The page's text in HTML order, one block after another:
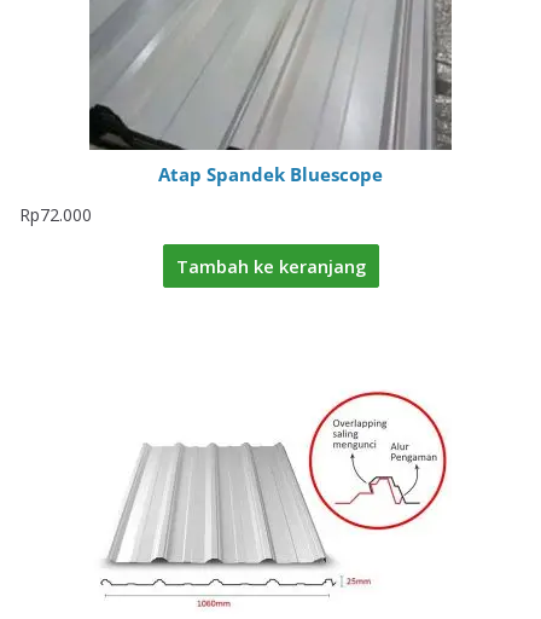
Atap Spandek Bluescope
Rp72.000
Tambah ke keranjang